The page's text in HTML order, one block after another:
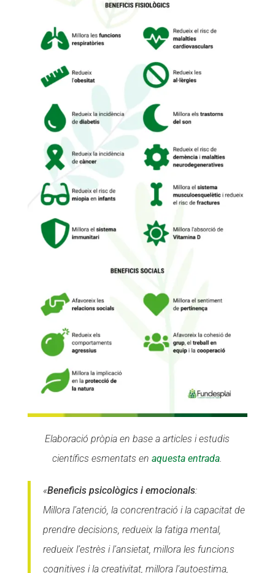
Elaboració pròpia en base a articles i estudis
científics esmentats enaquesta entrada.
«Beneficis psicològics i emocionals:
Millora l’atenció, la concrentració i la capacitat de
prendre decisions, redueix la fatiga mental,
redueix l’estrès i l’ansietat, millora les funcions
cognitives i la creativitat, millora l’autoestima,